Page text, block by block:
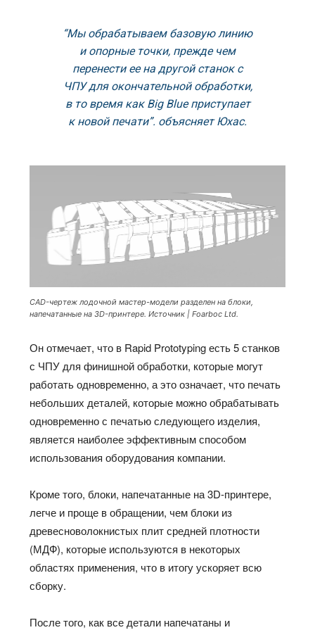
“Мы обрабатываем базовую линию
и опорные точки, прежде чем
перенести ее на другой станок с
ЧПУ для окончательной обработки,
в то время как Big Blue приступает
к новой печати”. объясняет Юхас.
CAD-чертеж лодочной мастер-модели разделен на блоки,
напечатанные на 3D-принтере. Источник | Foarboc Ltd.
Он отмечает, что в Rapid Prototyping есть 5 станков
с ЧПУ для финишной обработки, которые могут
работать одновременно, а это означает, что печать
небольших деталей, которые можно обрабатывать
одновременно с печатью следующего изделия,
является наиболее эффективным способом
использования оборудования компании.
Кроме того, блоки, напечатанные на 3D-принтере,
легче и проще в обращении, чем блоки из
древесноволокнистых плит средней плотности
(МДФ), которые используются в некоторых
областях применения, что в итогу ускоряет всю
сборку.
После того, как все детали напечатаны и